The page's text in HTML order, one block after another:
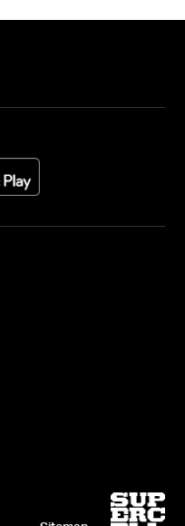
(opens in a new tab)